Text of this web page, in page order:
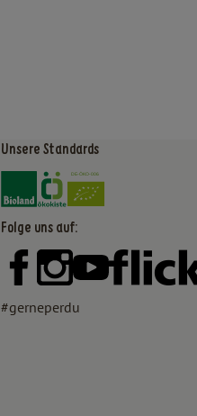
Unsere Standards
Externer Link zu https://
Externer Link zu
Folge uns auf:
Externer Link zu https://
Externer Link zu
Externer Link
#gerneperdu